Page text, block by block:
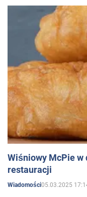
Wiśniowy McPie w
restauracji
Wiadomości05.03.2025